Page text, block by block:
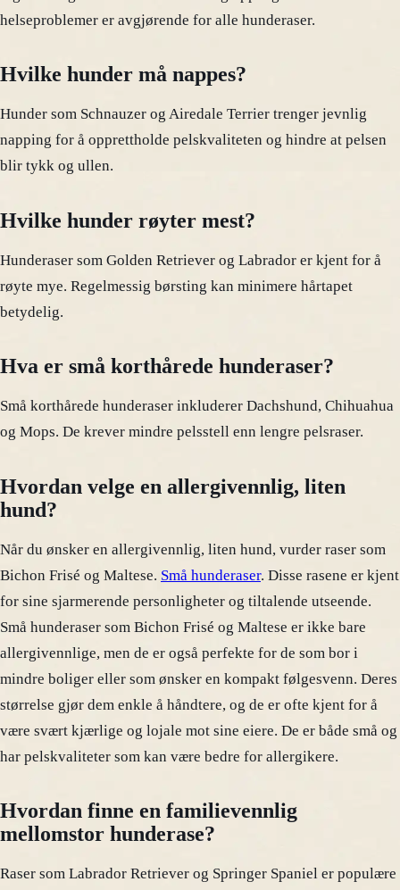
helseproblemer er avgjørende for alle hunderaser.
Hvilke hunder må nappes?
Hunder som Schnauzer og Airedale Terrier trenger jevnlig
napping for å opprettholde pelskvaliteten og hindre at pelsen
blir tykk og ullen.
Hvilke hunder røyter mest?
Hunderaser som Golden Retriever og Labrador er kjent for å
røyte mye. Regelmessig børsting kan minimere hårtapet
betydelig.
Hva er små korthårede hunderaser?
Små korthårede hunderaser inkluderer Dachshund, Chihuahua
og Mops. De krever mindre pelsstell enn lengre pelsraser.
Hvordan velge en allergivennlig, liten
hund?
Når du ønsker en allergivennlig, liten hund, vurder raser som
Bichon Frisé og Maltese. Små hunderaser. Disse rasene er kjent
for sine sjarmerende personligheter og tiltalende utseende.
Små hunderaser som Bichon Frisé og Maltese er ikke bare
allergivennlige, men de er også perfekte for de som bor i
mindre boliger eller som ønsker en kompakt følgesvenn. Deres
størrelse gjør dem enkle å håndtere, og de er ofte kjent for å
være svært kjærlige og lojale mot sine eiere. De er både små og
har pelskvaliteter som kan være bedre for allergikere.
Hvordan finne en familievennlig
mellomstor hunderase?
Raser som Labrador Retriever og Springer Spaniel er populære